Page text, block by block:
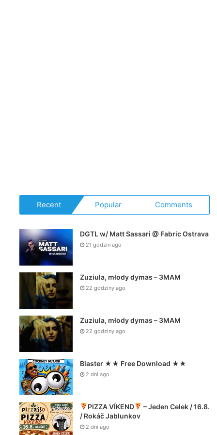
Recent Popular Comments
DGTL w/ Matt Sassari @ Fabric Ostrava
21 godzin ago
Zuziula, młody dymas – 3MAM
22 godziny ago
Zuziula, młody dymas – 3MAM
22 godziny ago
Blaster ★★ Free Download ★★
2 dni ago
PIZZA VÍKEND
– Jeden Celek / 16.8.
/ Rokáč Jablunkov
2 dni ago